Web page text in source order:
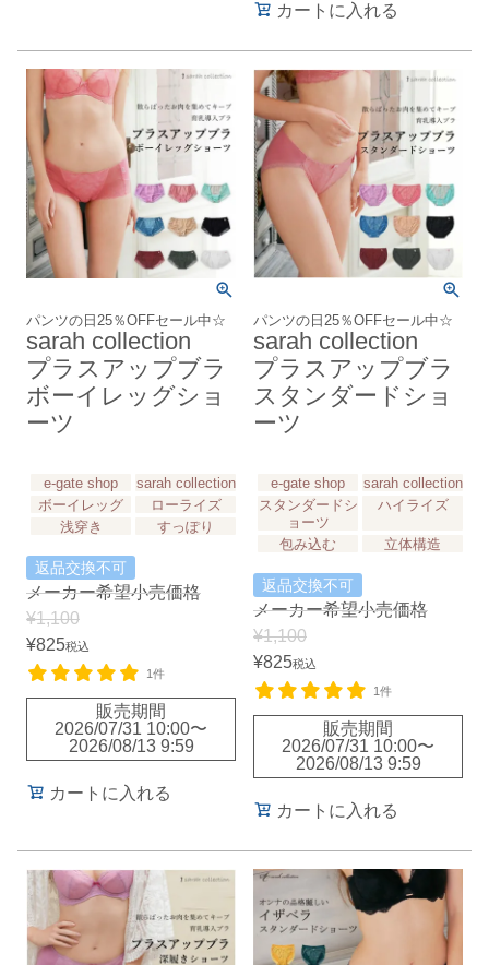
カートに入れる
パンツの日25％OFFセール中☆
sarah collection
プラスアップブラ
ボーイレッグショ
ーツ
e-gate shop
sarah collection
ボーイレッグ
ローライズ
浅穿き
すっぽり
返品交換不可
メーカー希望小売価格
¥1,100
¥825税込
1件
販売期間
2026/07/31 10:00〜
2026/08/13 9:59
カートに入れる
パンツの日25％OFFセール中☆
sarah collection
プラスアップブラ
スタンダードショ
ーツ
e-gate shop
sarah collection
スタンダードシ
ョーツ
ハイライズ
包み込む 立体構造
返品交換不可
メーカー希望小売価格
¥1,100
¥825税込
1件
販売期間
2026/07/31 10:00〜
2026/08/13 9:59
カートに入れる